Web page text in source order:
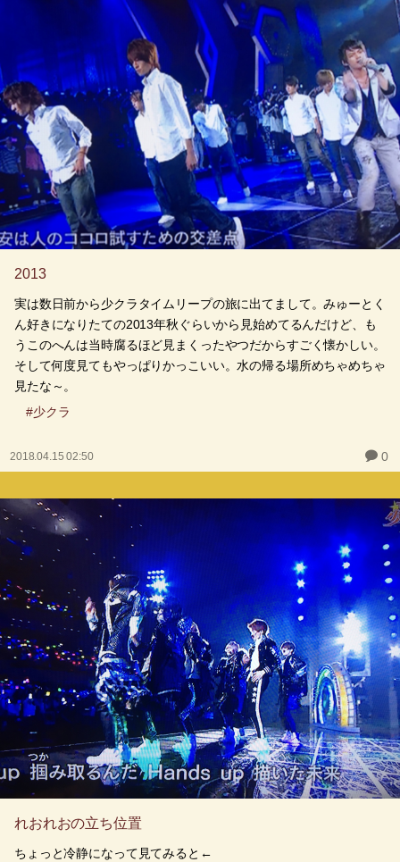
2013
実は数日前から少クラタイムリープの旅に出てまして。みゅーとく
ん好きになりたての2013年秋ぐらいから見始めてるんだけど、も
うこのへんは当時腐るほど見まくったやつだからすごく懐かしい。
そして何度見てもやっぱりかっこいい。水の帰る場所めちゃめちゃ
見たな～。
#少クラ
2018.04.15 02:50 0
れおれおの立ち位置
ちょっと冷静になって見てみると←